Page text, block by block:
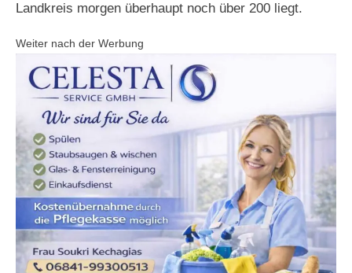
Landkreis morgen überhaupt noch über 200 liegt.
Weiter nach der Werbung